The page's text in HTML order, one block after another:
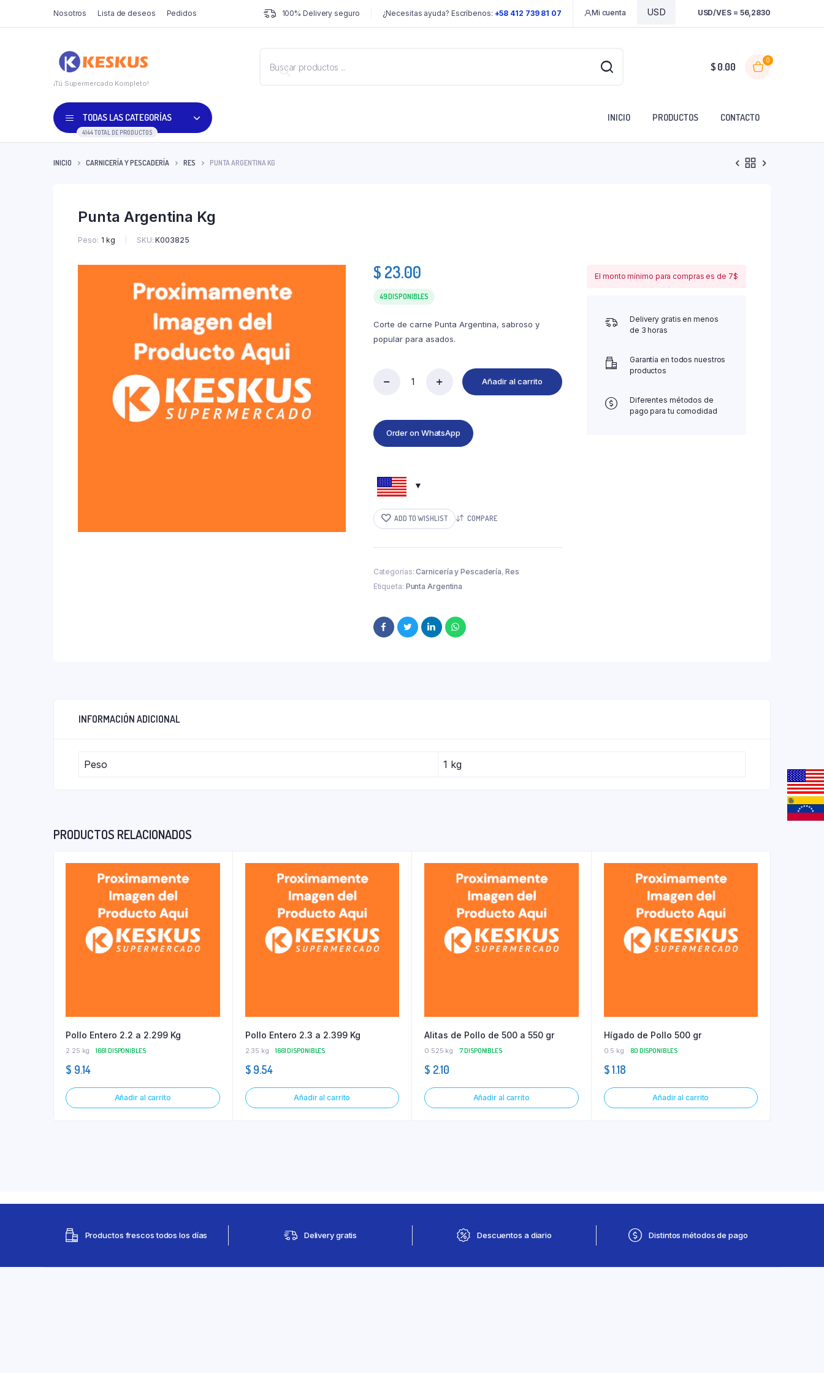
Nosotros Lista de deseos Pedidos 100% Delivery seguro ¿Necesitas ayuda? Escríbenos: +58 412 739 81 07 Mi cuenta USD/VES = 56,2830
¡Tú Supermercado Kompleto!
$ 0.00
0
TODAS LAS CATEGORÍAS
4144 TOTAL DE PRODUCTOS
INICIO PRODUCTOS CONTACTO
INICIO CARNICERÍA Y PESCADERÍA RES PUNTA ARGENTINA KG
Punta Argentina Kg
Peso 1 kg SKU: K003825
$ 23.00
49 DISPONIBLES
Corte de carne Punta Argentina, sabroso y
popular para asados.
Añadir al carrito
Order on WhatsApp
ADD TO WISHLIST COMPARE
Categorías:Carnicería y Pescadería, Res
Etiqueta: Punta Argentina
El monto mínimo para compras es de 7$
Delivery gratis en menos
de 3 horas
Garantía en todos nuestros
productos
Diferentes métodos de
pago para tu comodidad
INFORMACIÓN ADICIONAL
Peso 1 kg
PRODUCTOS RELACIONADOS
Pollo Entero 2.2 a 2.299 Kg
2.25 kg 1661 DISPONIBLES
$ 9.14
Añadir al carrito
Pollo Entero 2.3 a 2.399 Kg
2.35 kg 1661 DISPONIBLES
$ 9.54
Añadir al carrito
Alitas de Pollo de 500 a 550 gr
0.525 kg 7 DISPONIBLES
$ 2.10
Añadir al carrito
Hígado de Pollo 500 gr
0.5 kg 80 DISPONIBLES
$1.18
Añadir al carrito
Productos frescos todos los días Delivery gratis Descuentos a diario Distintos métodos de pago